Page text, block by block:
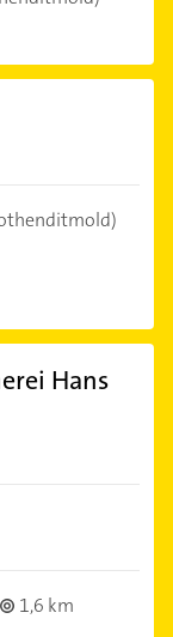
Hans
1,6 km